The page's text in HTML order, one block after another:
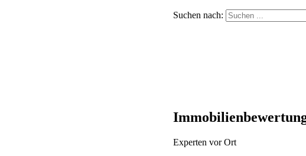
Suchen nach:
Experten vor Ort